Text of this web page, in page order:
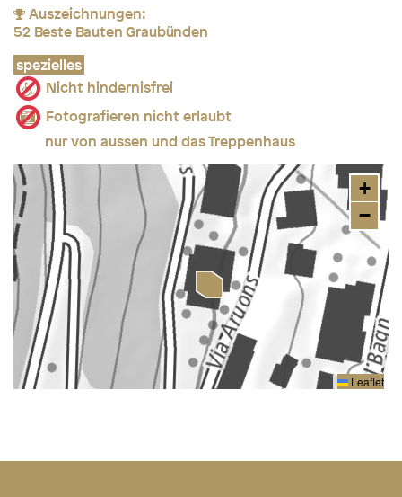
Auszeichnungen:
52 Beste Bauten Graubünden
spezielles
Nicht hindernisfrei
Fotografieren nicht erlaubt
nur von aussen und das Treppenhaus
+
−
Leaflet